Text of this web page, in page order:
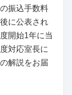
振込手数料
に公表され
開始1年に当
対応室長に
解説をお届